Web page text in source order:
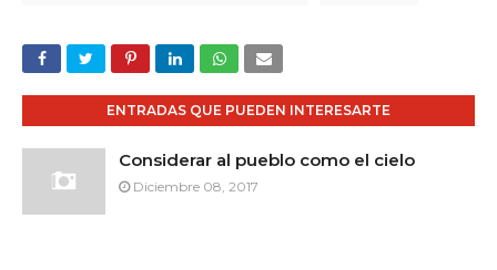
ENTRADAS QUE PUEDEN INTERESARTE
Considerar al pueblo como el cielo
Diciembre 08, 2017